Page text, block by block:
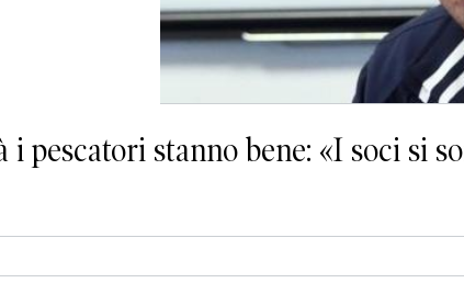
pescatori stanno bene: «I soci si